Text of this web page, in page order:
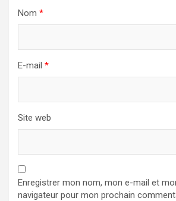
Nom *
E-mail *
Site web
Enregistrer mon nom, mon e-mail et
navigateur pour mon prochain